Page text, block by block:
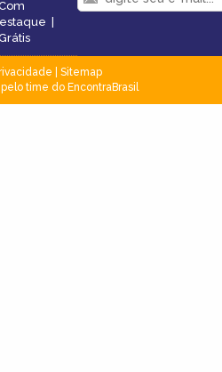
|
Sitemap
time do EncontraBrasil